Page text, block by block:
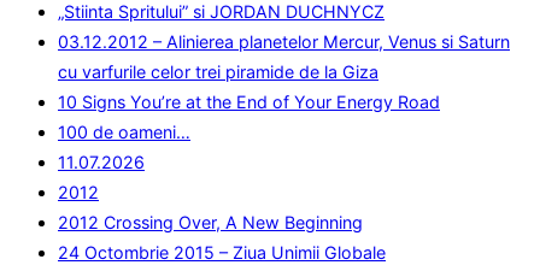
„Stiinta Spritului” si JORDAN DUCHNYCZ
03.12.2012 – Alinierea planetelor Mercur, Venus si Saturn
cu varfurile celor trei piramide de la Giza
10 Signs You’re at the End of Your Energy Road
100 de oameni…
11.07.2026
2012
2012 Crossing Over, A New Beginning
24 Octombrie 2015 – Ziua Unimii Globale